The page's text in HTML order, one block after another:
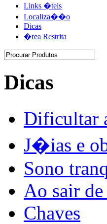
Links �teis
Localiza��o
Dicas
�rea Restrita
Dicas
Dificultar
J�ias e
Sono
Ao sair
Chaves